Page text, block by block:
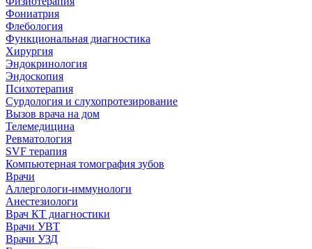
Фониатрия
Флебология
Функциональная диагностика
Хирургия
Эндокринология
Эндоскопия
Психотерапия
Сурдология и слухопротезирование
Вызов врача на дом
Телемедицина
Ревматология
SVF терапия
Компьютерная томография зубов
Врачи
Аллергологи-иммунологи
Анестезиологи
Врач КТ диагностики
Врачи УВТ
Врачи УЗД